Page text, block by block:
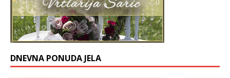
DNEVNA PONUDA JELA